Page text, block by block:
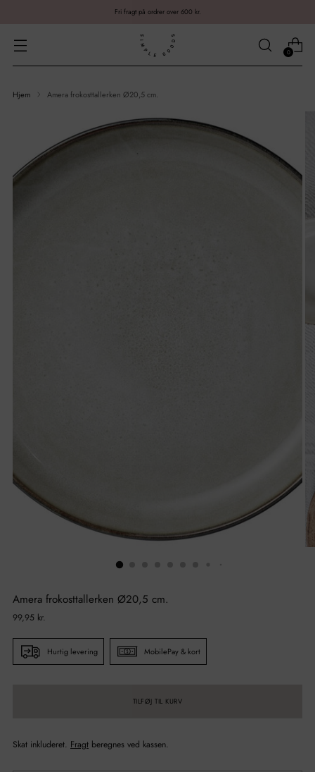
Fri fragt på ordrer over 600 kr.
0
Hjem Amera frokosttallerken Ø20,5 cm.
Amera frokosttallerken Ø20,5 cm.
Normal
99,95 kr.
Hurtig levering MobilePay & kort
TILFØJ TIL KURV
Skat inkluderet. Fragt beregnes ved kassen.